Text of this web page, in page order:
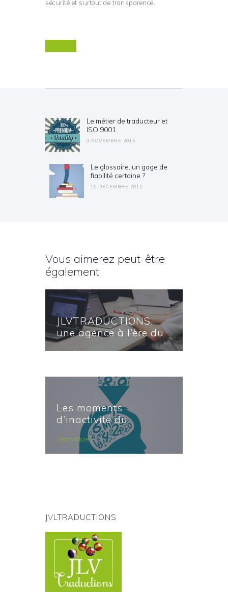
sécurité et surtout de transparence.
Previous post:
Le métier de traducteur et
ISO 9001
9 NOVEMBRE 2015
Next post:
Le glossaire, un gage de
fiabilité certaine ?
16 DÉCEMBRE 2015
Vous aimerez peut-être
également
JLVTRADUCTIONS,
une agence à l’ère du
numérique.
Learn More
Les moments
d’inactivité du
traducteur
Learn More
JVLTRADUCTIONS